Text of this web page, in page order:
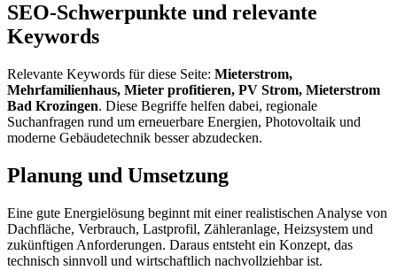
SEO-Schwerpunkte und relevante
Keywords
Relevante Keywords für diese Seite: Mieterstrom,
Mehrfamilienhaus, Mieter profitieren, PV Strom, Mieterstrom
Bad Krozingen. Diese Begriffe helfen dabei, regionale
Suchanfragen rund um erneuerbare Energien, Photovoltaik und
moderne Gebäudetechnik besser abzudecken.
Planung und Umsetzung
Eine gute Energielösung beginnt mit einer realistischen Analyse von
Dachfläche, Verbrauch, Lastprofil, Zähleranlage, Heizsystem und
zukünftigen Anforderungen. Daraus entsteht ein Konzept, das
technisch sinnvoll und wirtschaftlich nachvollziehbar ist.